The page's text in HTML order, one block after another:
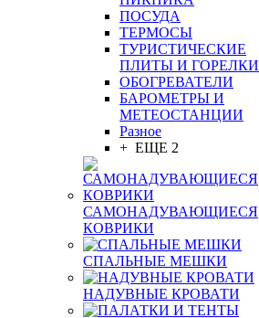
ПОСУДА
ТЕРМОСЫ
ТУРИСТИЧЕСКИЕ
ПЛИТЫ И ГОРЕЛКИ
ОБОГРЕВАТЕЛИ
БАРОМЕТРЫ И
МЕТЕОСТАНЦИИ
Разное
+ ЕЩЕ 2
САМОНАДУВАЮЩИЕСЯ
КОВРИКИ
СПАЛЬНЫЕ МЕШКИ
НАДУВНЫЕ КРОВАТИ